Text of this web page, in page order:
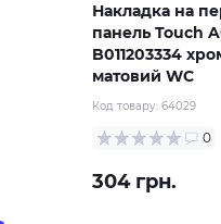
Накладка на
панель Touch
B011203334
матовий WC
Код товару: 64029
0
304 грн.